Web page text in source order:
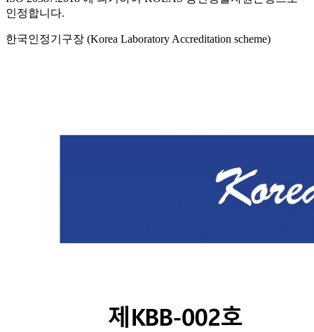
인정합니다.
한국인정기구장 (Korea Laboratory Accreditation scheme)